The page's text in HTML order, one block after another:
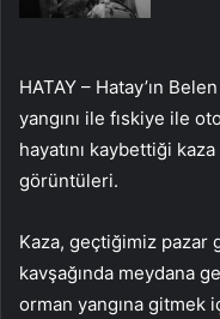
HATAY – Hatay’ın
yangını ile fıskiye ile
hayatını kaybettiği
görüntüleri.
Kaza, geçtiğimiz pazar
kavşağında meydana
orman yangına gitmek